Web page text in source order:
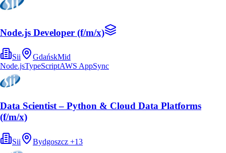
Node.js Developer (f/m/x)
Sii GdańskMid
Node.jsTypeScriptAWS AppSync
Data Scientist – Python & Cloud Data Platforms
(f/m/x)
Sii Bydgoszcz +13